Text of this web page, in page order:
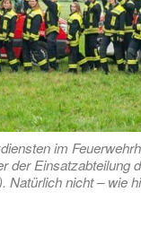
im
der Einsatzabteilung
Natürlich nicht – wie